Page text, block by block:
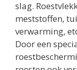
slag.
meststoffen,
verwarming,
Door een